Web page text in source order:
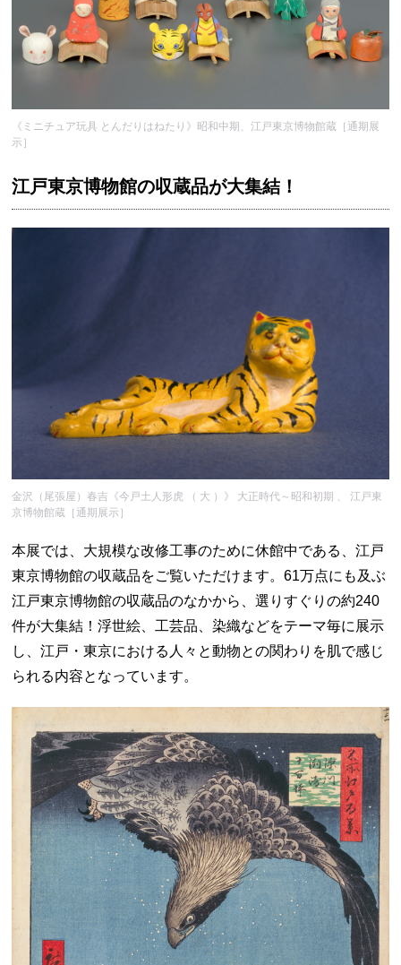
《ミニチュア玩具 とんだりはねたり》昭和中期、江戸東京博物館蔵［通期展
示］
江戸東京博物館の収蔵品が大集結！
金沢（尾張屋）春吉《今戸土人形虎 （ 大 ）》 大正時代～昭和初期 、 江戸東
京博物館蔵［通期展示］
本展では、大規模な改修工事のために休館中である、江戸
東京博物館の収蔵品をご覧いただけます。61万点にも及ぶ
江戸東京博物館の収蔵品のなかから、選りすぐりの約240
件が大集結！浮世絵、工芸品、染織などをテーマ毎に展示
し、江戸・東京における人々と動物との関わりを肌で感じ
られる内容となっています。